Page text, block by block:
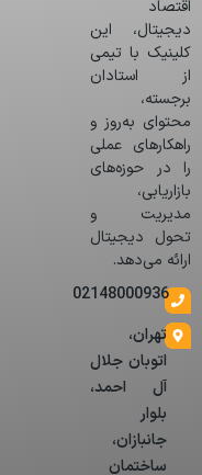
اقتصاد
دیجیتال، این
کلینیک با تیمی
از استادان
برجسته،
محتوای به‌روز و
راهکارهای عملی
را در حوزه‌های
بازاریابی،
مدیریت و
تحول دیجیتال
ارائه می‌دهد.
02148000936
تهران،
اتوبان جلال
آل احمد،
بلوار
جانبازان،
ساختمان